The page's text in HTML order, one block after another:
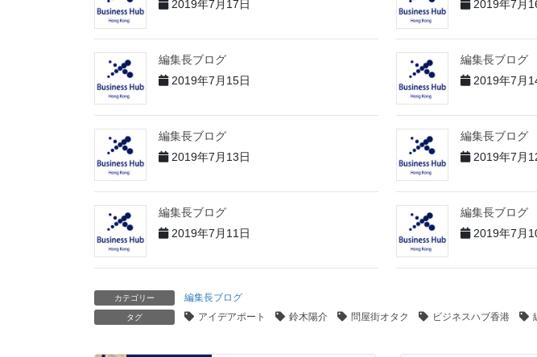
2019年7月17日
2019年7月
編集長ブログ
2019年7月15日
編集長ブログ
2019年7月
編集長ブログ
2019年7月13日
編集長ブログ
2019年7月
編集長ブログ
2019年7月11日
編集長ブログ
2019年7月
カテゴリー 編集長ブログ
タグ アイデアポート 鈴木陽介 問屋街オタク ビジネスハブ香港